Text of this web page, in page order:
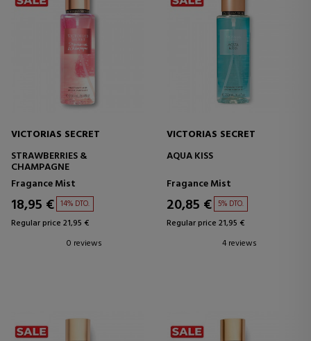
VICTORIAS SECRET
STRAWBERRIES &
CHAMPAGNE
Fragance Mist
18,95 € 14% DTO.
Regular price 21,95 €
0 reviews
VICTORIAS SECRET
AQUA KISS
Fragance Mist
20,85 € 5% DTO.
Regular price 21,95 €
4 reviews